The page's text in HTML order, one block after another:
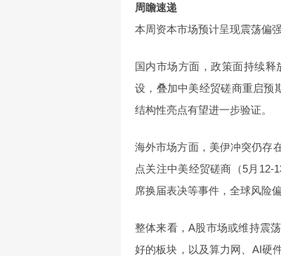
周瞻速递
本周资本市场预计呈现震荡偏强
国内市场方面，政策面持续
设，叠加中美经贸磋商重启预
结构性亮点有望进一步验证。
海外市场方面，美伊冲突仍存
点关注中美经贸磋商（5月12-
席换届表决等事件，全球风险
整体来看，A股市场或维持震
好的板块，以及算力网、AI硬